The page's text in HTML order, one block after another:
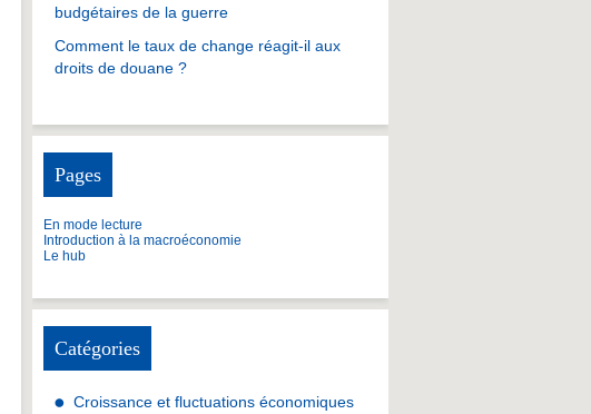
budgétaires de la guerre
Comment le taux de change réagit-il aux
droits de douane ?
Pages
En mode lecture
Introduction à la macroéconomie
Le hub
Catégories
Croissance et fluctuations économiques